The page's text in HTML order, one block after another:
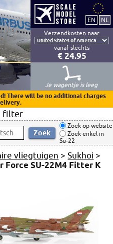
Verzendkosten naar
vanaf slechts
€ 24.95
Je wagentje is leeg
There will be no additional charges
filter
Zoek op website
Zoek enkel in
Su-22
vliegtuigen >Sukhoi >
Force SU-22M4 Fitter K